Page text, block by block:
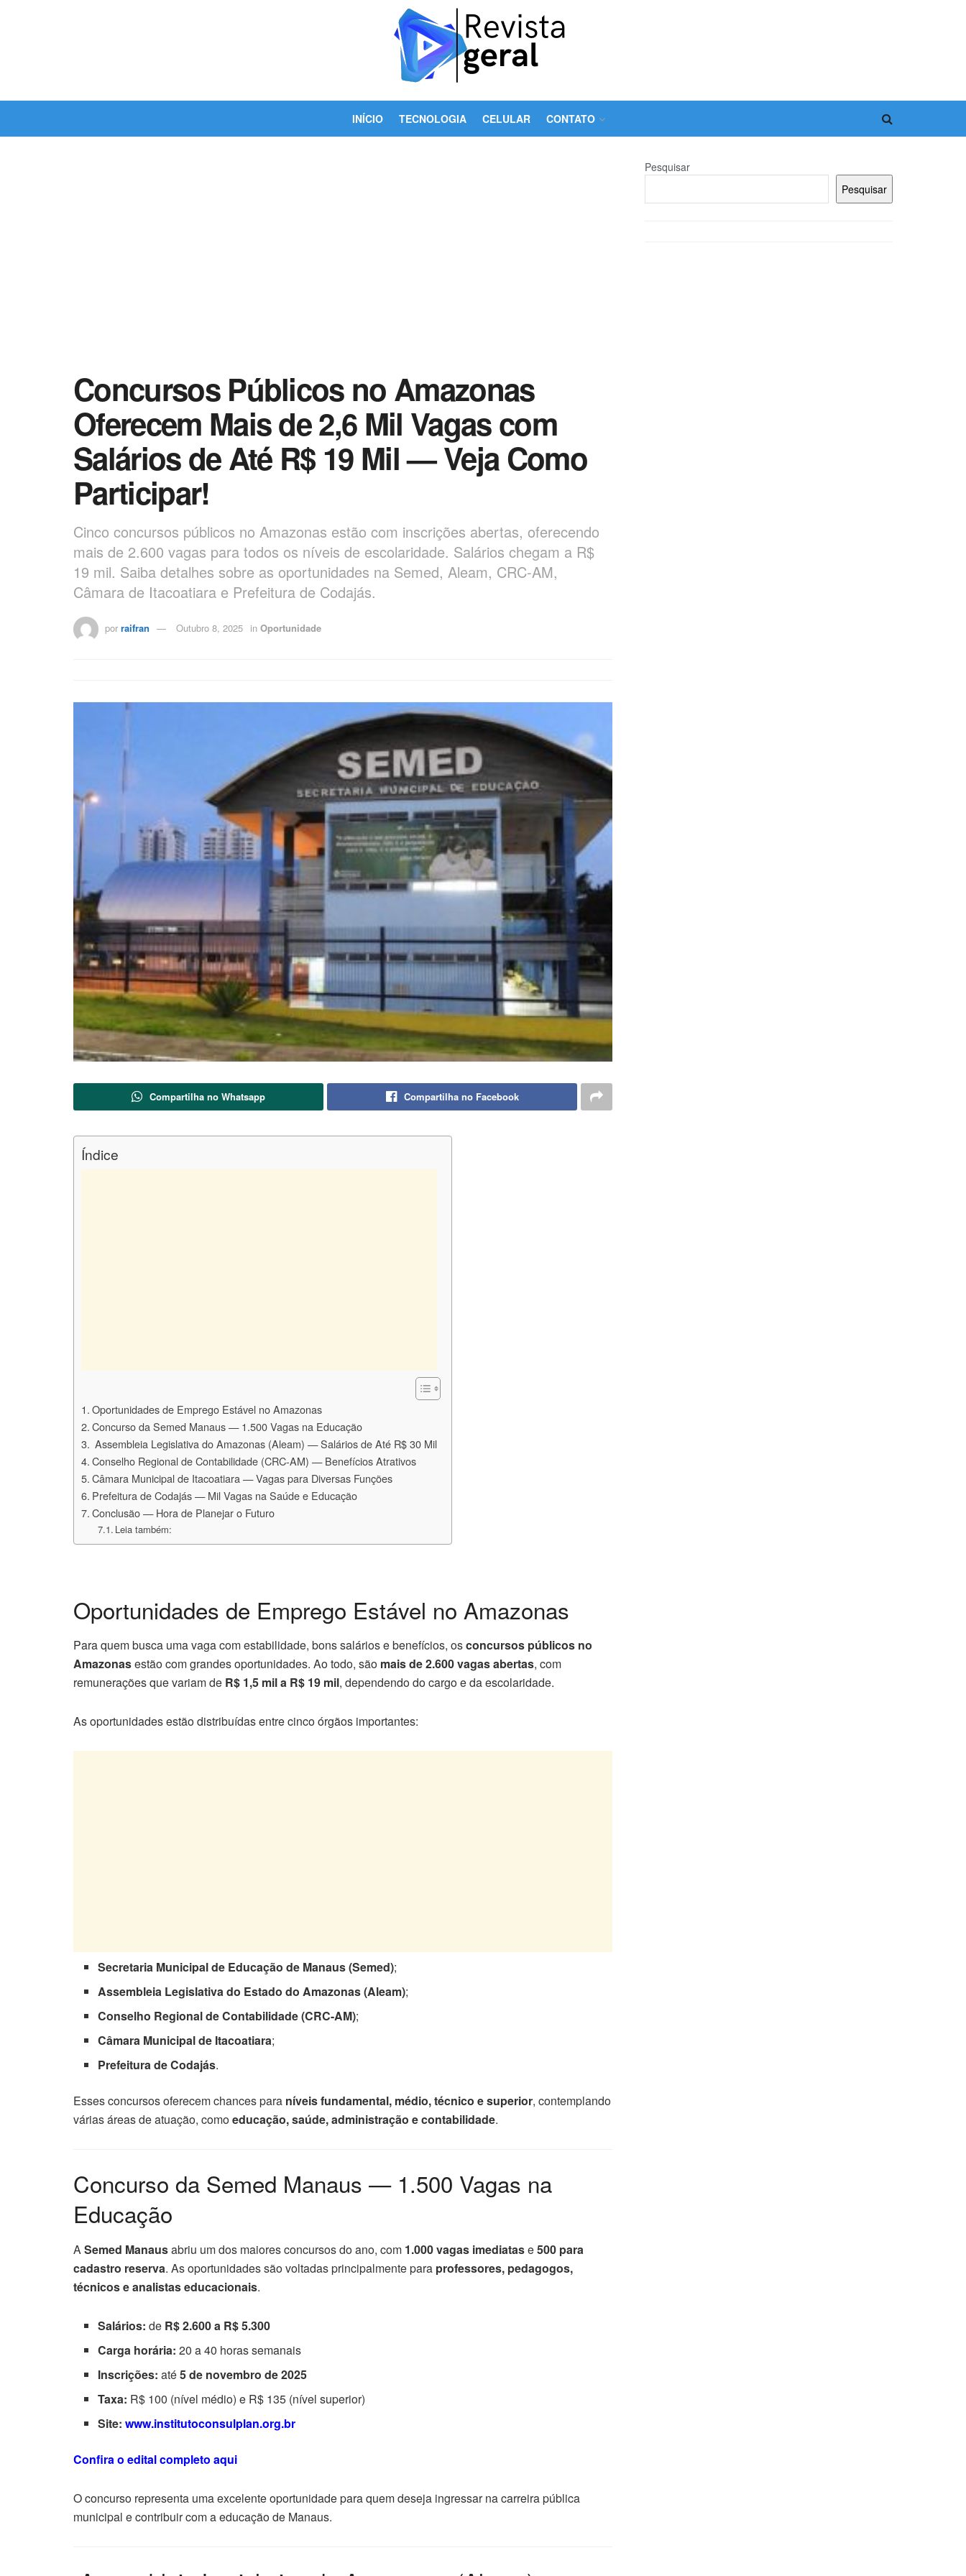
INÍCIO TECNOLOGIA CELULAR CONTATO
Concursos Públicos no Amazonas
Oferecem Mais de 2,6 Mil Vagas com
Salários de Até R$ 19 Mil — Veja Como
Participar!
Cinco concursos públicos no Amazonas estão com inscrições abertas, oferecendo
mais de 2.600 vagas para todos os níveis de escolaridade. Salários chegam a R$
19 mil. Saiba detalhes sobre as oportunidades na Semed, Aleam, CRC-AM,
Câmara de Itacoatiara e Prefeitura de Codajás.
por raifran Outubro 8, 2025 in Oportunidade
Compartilha no Whatsapp Compartilha no Facebook
Índice
Oportunidades de Emprego Estável no Amazonas
Concurso da Semed Manaus — 1.500 Vagas na Educação
️ Assembleia Legislativa do Amazonas (Aleam) — Salários de Até R$ 30 Mil
Conselho Regional de Contabilidade (CRC-AM) — Benefícios Atrativos
Câmara Municipal de Itacoatiara — Vagas para Diversas Funções
Prefeitura de Codajás — Mil Vagas na Saúde e Educação
Conclusão — Hora de Planejar o Futuro
Leia também:
Oportunidades de Emprego Estável no Amazonas
Para quem busca uma vaga com estabilidade, bons salários e benefícios, osconcursos públicos no
Amazonasestão com grandes oportunidades. Ao todo, são mais de 2.600 vagas abertas, com
remunerações que variam de R$ 1,5 mil a R$ 19 mil, dependendo do cargo e da escolaridade.
As oportunidades estão distribuídas entre cinco órgãos importantes:
Secretaria Municipal de Educação de Manaus (Semed);
Assembleia Legislativa do Estado do Amazonas (Aleam);
Conselho Regional de Contabilidade (CRC-AM);
Câmara Municipal de Itacoatiara;
Prefeitura de Codajás.
Esses concursos oferecem chances para níveis fundamental, médio, técnico e superior, contemplando
várias áreas de atuação, comoeducação, saúde, administração e contabilidade.
Concurso da Semed Manaus — 1.500 Vagas na
Educação
ASemed Manausabriu um dos maiores concursos do ano, com 1.000 vagas imediatase500 para
cadastro reserva. As oportunidades são voltadas principalmente para professores, pedagogos,
técnicos e analistas educacionais.
Salários: de R$ 2.600 a R$ 5.300
Carga horária: 20 a 40 horas semanais
Inscrições: até5 de novembro de 2025
Taxa: R$ 100 (nível médio) e R$ 135 (nível superior)
Site:www.institutoconsulplan.org.br
Confira o edital completo aqui
O concurso representa uma excelente oportunidade para quem deseja ingressar na carreira pública
municipal e contribuir com a educação de Manaus.
Pesquisar
Pesquisar